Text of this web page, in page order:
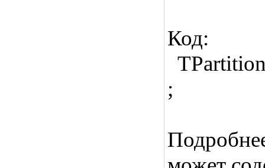
Код:
;